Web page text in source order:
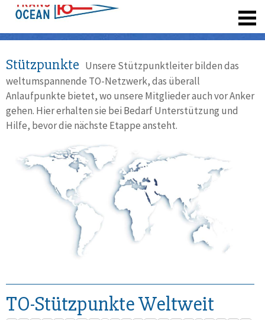
Stützpunkte Unsere Stützpunktleiter bilden das
weltumspannende TO-Netzwerk, das überall
Anlaufpunkte bietet, wo unsere Mitglieder auch vor Anker
gehen. Hier erhalten sie bei Bedarf Unterstützung und
Hilfe, bevor die nächste Etappe ansteht.
TO-Stützpunkte Weltweit